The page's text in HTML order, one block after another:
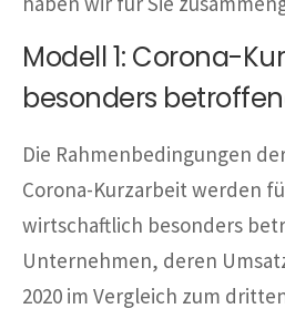
Modell 1: Corona-
besonders
Die Rahmenbedingungen
Corona-Kurzarbeit werden
wirtschaftlich besonders
Unternehmen, deren
2020 im Vergleich zum